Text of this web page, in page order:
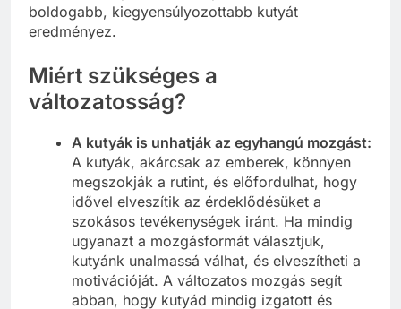
boldogabb, kiegyensúlyozottabb kutyát
eredményez.
Miért szükséges a
változatosság?
A kutyák is unhatják az egyhangú mozgást:
A kutyák, akárcsak az emberek, könnyen
megszokják a rutint, és előfordulhat, hogy
idővel elveszítik az érdeklődésüket a
szokásos tevékenységek iránt. Ha mindig
ugyanazt a mozgásformát választjuk,
kutyánk unalmassá válhat, és elveszítheti a
motivációját. A változatos mozgás segít
abban, hogy kutyád mindig izgatott és